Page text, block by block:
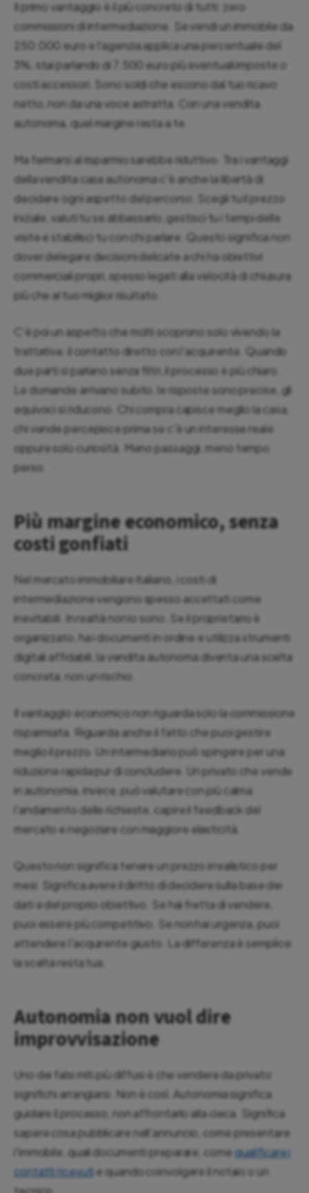
Il primo vantaggio è il più concreto di tutti: zero
commissioni di intermediazione. Se vendi un immobile da
250.000 euro e l'agenzia applica una percentuale del
3%, stai parlando di 7.500 euro più eventuali imposte o
costi accessori. Sono soldi che escono dal tuo ricavo
netto, non da una voce astratta. Con una vendita
autonoma, quel margine resta a te.
Ma fermarsi al risparmio sarebbe riduttivo. Tra i vantaggi
della vendita casa autonoma c'è anche la libertà di
decidere ogni aspetto del percorso. Scegli tu il prezzo
iniziale, valuti tu se abbassarlo, gestisci tu i tempi delle
visite e stabilisci tu con chi parlare. Questo significa non
dover delegare decisioni delicate a chi ha obiettivi
commerciali propri, spesso legati alla velocità di chiusura
più che al tuo miglior risultato.
C'è poi un aspetto che molti scoprono solo vivendo la
trattativa: il contatto diretto con l'acquirente. Quando
due parti si parlano senza filtri, il processo è più chiaro.
Le domande arrivano subito, le risposte sono precise, gli
equivoci si riducono. Chi compra capisce meglio la casa,
chi vende percepisce prima se c'è un interesse reale
oppure solo curiosità. Meno passaggi, meno tempo
perso.
Più margine economico, senza
costi gonfiati
Nel mercato immobiliare italiano, i costi di
intermediazione vengono spesso accettati come
inevitabili. In realtà non lo sono. Se il proprietario è
organizzato, ha i documenti in ordine e utilizza strumenti
digitali affidabili, la vendita autonoma diventa una scelta
concreta, non un rischio.
Il vantaggio economico non riguarda solo la commissione
risparmiata. Riguarda anche il fatto che puoi gestire
meglio il prezzo. Un intermediario può spingere per una
riduzione rapida pur di concludere. Un privato che vende
in autonomia, invece, può valutare con più calma
l'andamento delle richieste, capire il feedback del
mercato e negoziare con maggiore elasticità.
Questo non significa tenere un prezzo irrealistico per
mesi. Significa avere il diritto di decidere sulla base dei
dati e del proprio obiettivo. Se hai fretta di vendere,
puoi essere più competitivo. Se non hai urgenza, puoi
attendere l'acquirente giusto. La differenza è semplice:
la scelta resta tua.
Autonomia non vuol dire
improvvisazione
Uno dei falsi miti più diffusi è che vendere da privato
significhi arrangiarsi. Non è così. Autonomia significa
guidare il processo, non affrontarlo alla cieca. Significa
sapere cosa pubblicare nell'annuncio, come presentare
l'immobile, quali documenti preparare, comequalificare i
contatti ricevutie quando coinvolgere il notaio o un